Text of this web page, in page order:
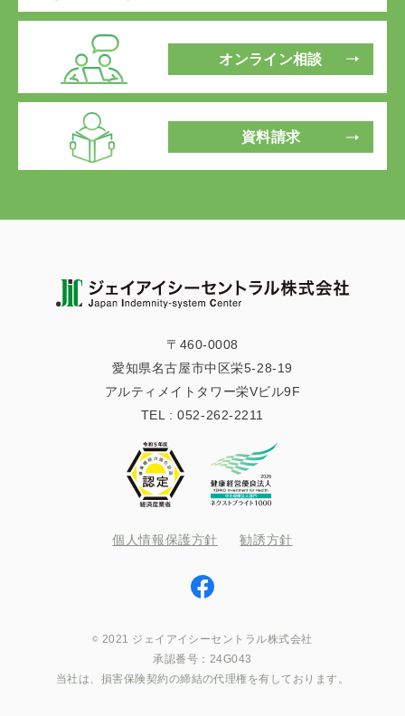
オンライン相談
資料請求
〒460-0008
愛知県名古屋市中区栄5-28-19
アルティメイトタワー栄Vビル9F
TEL :052-262-2211
個人情報保護方針 勧誘方針
2021 ジェイアイシーセントラル株式会社
承認番号：24G043
当社は、損害保険契約の締結の代理権を有しております。